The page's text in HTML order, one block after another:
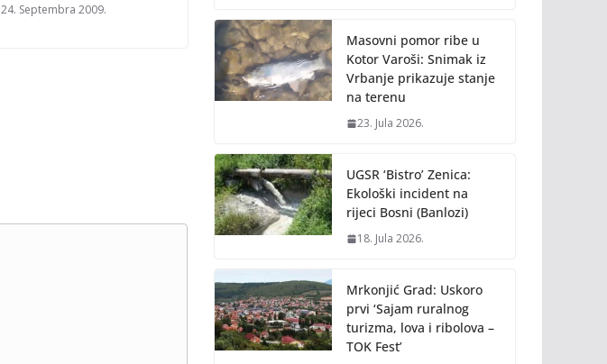
24. Septembra 2009.
Masovni pomor ribe u
Kotor Varoši: Snimak iz
Vrbanje prikazuje stanje
na terenu
23. Jula 2026.
UGSR ‘Bistro’ Zenica:
Ekološki incident na
rijeci Bosni (Banlozi)
18. Jula 2026.
Mrkonjić Grad: Uskoro
prvi ‘Sajam ruralnog
turizma, lova i ribolova –
TOK Fest’